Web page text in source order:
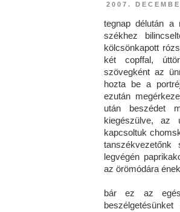
2007.
tegnap délután a
székhez
kölcsönkapott
két copffal,
szövegként az
hozta be a
ezután
után beszédet
kiegészülve, az
kapcsoltuk
tanszékvezetőnk
legvégén
az örömódára
bár ez az